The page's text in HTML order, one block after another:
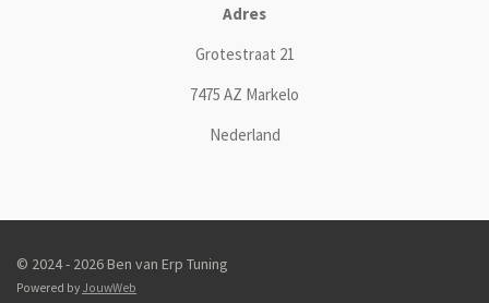
Adres
Grotestraat 21
7475 AZ Markelo
Nederland
© 2024 - 2026 Ben van Erp Tuning
Powered by JouwWeb